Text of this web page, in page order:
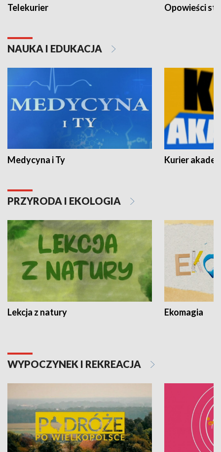
Telekurier Opowieści
NAUKA I EDUKACJA
Medycyna i Ty Kurier
PRZYRODA I EKOLOGIA
Lekcja z natury Ekomagia
WYPOCZYNEK I REKREACJA